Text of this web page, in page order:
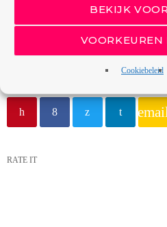
BEKIJK
VOORKEUREN
Cookiebeleid
RATE IT